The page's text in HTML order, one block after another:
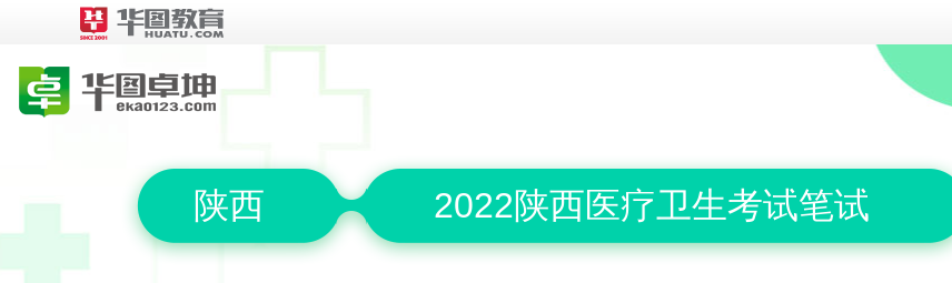
陕西 2022陕西医疗卫生考试笔试